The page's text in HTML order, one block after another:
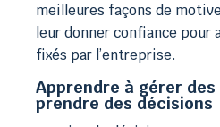
meilleures façons de
leur donner confiance
fixés par l’entreprise.
Apprendre à gérer
prendre des décisions